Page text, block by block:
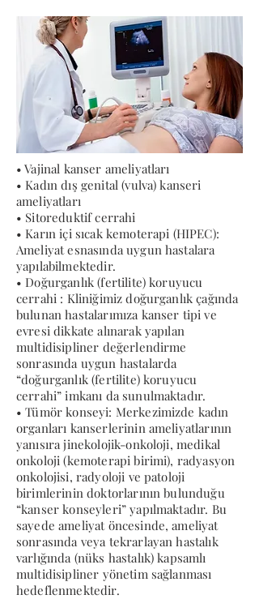
• Vajinal kanser ameliyatları
• Kadın dış genital (vulva) kanseri
ameliyatları
• Sitoreduktif cerrahi
• Karın içi sıcak kemoterapi (HIPEC):
Ameliyat esnasında uygun hastalara
yapılabilmektedir.
• Doğurganlık (fertilite) koruyucu
cerrahi : Kliniğimiz doğurganlık çağında
bulunan hastalarımıza kanser tipi ve
evresi dikkate alınarak yapılan
multidisipliner değerlendirme
sonrasında uygun hastalarda
“doğurganlık (fertilite) koruyucu
cerrahi” imkanı da sunulmaktadır.
• Tümör konseyi: Merkezimizde kadın
organları kanserlerinin ameliyatlarının
yanısıra jinekolojik-onkoloji, medikal
onkoloji (kemoterapi birimi), radyasyon
onkolojisi, radyoloji ve patoloji
birimlerinin doktorlarının bulunduğu
“kanser konseyleri” yapılmaktadır. Bu
sayede ameliyat öncesinde, ameliyat
sonrasında veya tekrarlayan hastalık
varlığında (nüks hastalık) kapsamlı
multidisipliner yönetim sağlanması
hedeflenmektedir.